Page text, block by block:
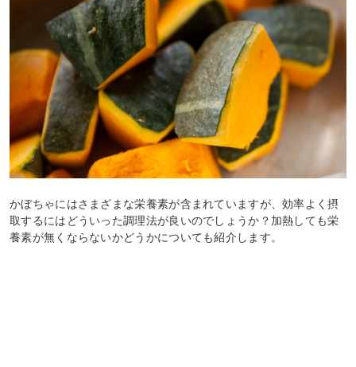
かぼちゃにはさまざまな栄養素が含まれていますが、効率よく摂
取するにはどういった調理法が良いのでしょうか？加熱しても栄
養素が無くならないかどうかについても紹介します。